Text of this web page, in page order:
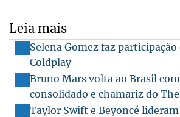
Leia mais
Selena Gomez faz
Coldplay
Bruno Mars volta ao Brasil
consolidado e chamariz do
Taylor Swift e Beyoncé